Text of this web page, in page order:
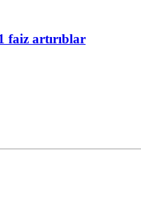
faiz artırıblar